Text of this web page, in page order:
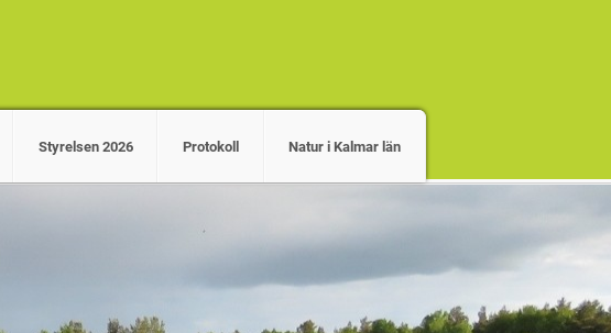
Styrelsen 2026 Protokoll Natur i Kalmar län